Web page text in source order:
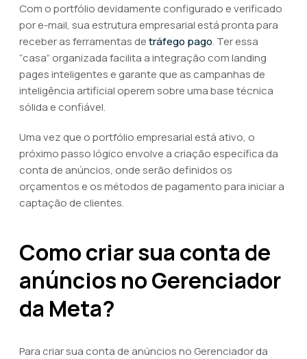
Com o portfólio devidamente configurado e verificado
por e-mail, sua estrutura empresarial está pronta para
receber as ferramentas detráfego pago. Ter essa
“casa” organizada facilita a integração com landing
pages inteligentes e garante que as campanhas de
inteligência artificial operem sobre uma base técnica
sólida e confiável.
Uma vez que o portfólio empresarial está ativo, o
próximo passo lógico envolve a criação específica da
conta de anúncios, onde serão definidos os
orçamentos e os métodos de pagamento para iniciar a
captação de clientes.
Como criar sua conta de
anúncios no Gerenciador
da Meta?
Para criar sua conta de anúncios no Gerenciador da